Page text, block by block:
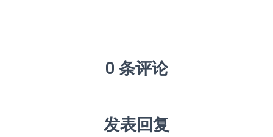
0 条评论
发表回复